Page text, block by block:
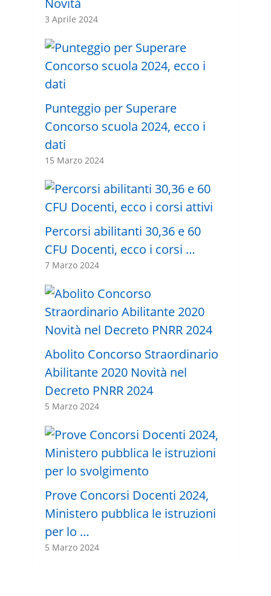
Novità
3 Aprile 2024
Punteggio per Superare
Concorso scuola 2024, ecco i
dati
15 Marzo 2024
Percorsi abilitanti 30,36 e 60
CFU Docenti, ecco i corsi …
7 Marzo 2024
Abolito Concorso Straordinario
Abilitante 2020 Novità nel
Decreto PNRR 2024
5 Marzo 2024
Prove Concorsi Docenti 2024,
Ministero pubblica le istruzioni
per lo …
5 Marzo 2024